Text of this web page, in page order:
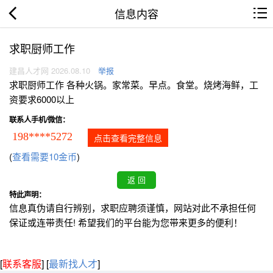
信息内容
求职厨师工作
建昌人才网 2026.08.10 举报
求职厨师工作 各种火锅。家常菜。早点。食堂。烧烤海鲜，工
资要求6000以上
联系人手机/微信：
198****5272 点击查看完整信息
(查看需要10金币)
特此声明：
信息真伪请自行辨别，求职应聘须谨慎，网站对此不承担任何
保证或连带责任! 希望我们的平台能为您带来更多的便利！
[联系客服] [最新找人才]